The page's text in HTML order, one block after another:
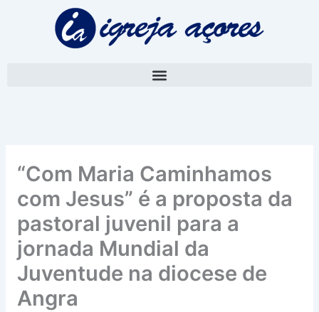
“Com Maria Caminhamos
com Jesus” é a proposta da
pastoral juvenil para a
jornada Mundial da
Juventude na diocese de
Angra